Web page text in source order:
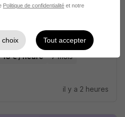
13 € / heure 7 mois
il y a 2 heures
Politique de confidentialité et notre
choix Tout accepter